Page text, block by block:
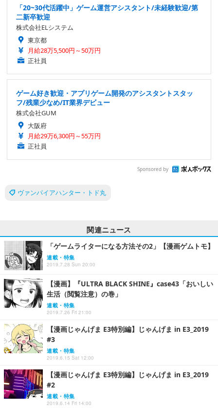
「20~30代活躍中」ゲーム運営アシスタント/未経験歓迎/第
二新卒歓迎
株式会社ELシステム
東京都
月給28万5,500円～50万円
正社員
ゲーム好き歓迎・アプリゲーム開発のアシスタントスタッ
フ/残業少なめ/IT業界デビュー
株式会社GUM
大阪府
月給29万6,300円～55万円
正社員
Sponsored by
ヴァンパイアハンター・トド丸
関連ニュース
「ゲームライターになる方法その2」【漫画ゲムトモ】
連載・特集
2019.7.28 Sun 20:00
【漫画】『ULTRA BLACK SHINE』case43「おいしい
生活（閲覧注意）の巻」
連載・特集
2019.7.26 Fri 21:00
【漫画じゃんげま E3特別編】じゃんげま in E3_2019
#3
連載・特集
2019.6.15 Sat 12:00
【漫画じゃんげま E3特別編】じゃんげま in E3_2019
#2
連載・特集
2019.6.14 Fri 14:00